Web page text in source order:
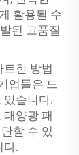
활용될 수
된 고품질
트한 방법
업들은 드
있습니다.
태양광 패
할 수 있
다.